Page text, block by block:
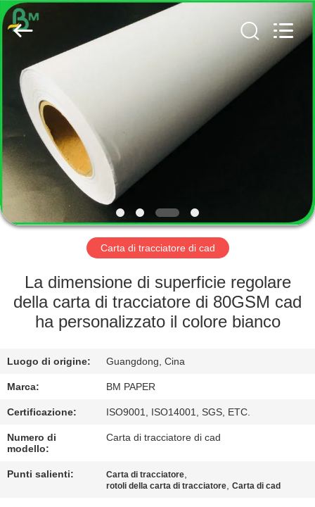
CASA
PRODOTTI
CIRCA
NOI
GIRO
FABBRICA
CONTROLLO
QUALITÀ
CONTATTICI
NOTIZIE
GUANGZHOU
BMPAPER
CO.,
LTD..
Carta di tracciatore di cad
La dimensione di superficie regolare
della carta di tracciatore di 80GSM cad
ha personalizzato il colore bianco
Luogo di origine: Guangdong, Cina
Marca: BM PAPER
Certificazione: ISO9001, ISO14001, SGS, ETC.
Numero di
modello:
Carta di tracciatore di cad
Punti salienti: Carta di tracciatore,
rotoli della carta di tracciatore,Carta di cad